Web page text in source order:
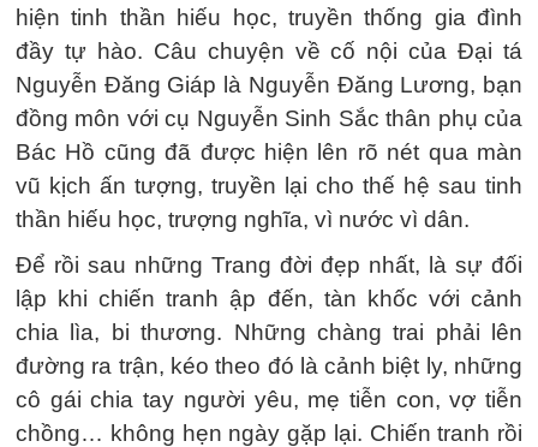
hiện tinh thần hiếu học, truyền thống gia đình
đầy tự hào. Câu chuyện về cố nội của Đại tá
Nguyễn Đăng Giáp là Nguyễn Đăng Lương, bạn
đồng môn với cụ Nguyễn Sinh Sắc thân phụ của
Bác Hồ cũng đã được hiện lên rõ nét qua màn
vũ kịch ấn tượng, truyền lại cho thế hệ sau tinh
thần hiếu học, trượng nghĩa, vì nước vì dân.
Để rồi sau những Trang đời đẹp nhất, là sự đối
lập khi chiến tranh ập đến, tàn khốc với cảnh
chia lìa, bi thương. Những chàng trai phải lên
đường ra trận, kéo theo đó là cảnh biệt ly, những
cô gái chia tay người yêu, mẹ tiễn con, vợ tiễn
chồng… không hẹn ngày gặp lại. Chiến tranh rồi